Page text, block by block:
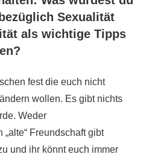
Sexualität
als wichtige Tipps
fest die euch nicht
wollen. Es gibt nichts
Weder
Freundschaft gibt
und ihr könnt euch immer